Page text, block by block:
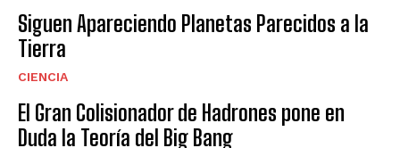
Siguen Apareciendo Planetas Parecidos a la
Tierra
CIENCIA
El Gran Colisionador de Hadrones pone en
Duda la Teoría del Big Bang